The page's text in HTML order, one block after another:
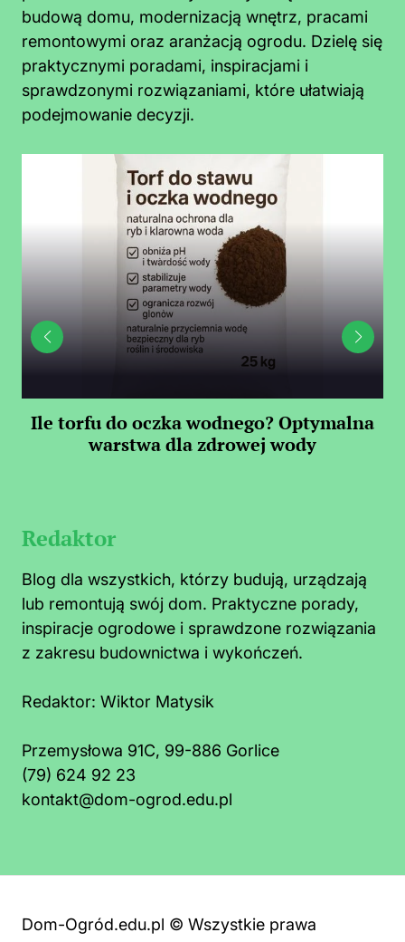
budową domu, modernizacją wnętrz, pracami
remontowymi oraz aranżacją ogrodu. Dzielę się
praktycznymi poradami, inspiracjami i
sprawdzonymi rozwiązaniami, które ułatwiają
podejmowanie decyzji.
Ile torfu do oczka wodnego? Optymalna
warstwa dla zdrowej wody
Redaktor
Blog dla wszystkich, którzy budują, urządzają
lub remontują swój dom. Praktyczne porady,
inspiracje ogrodowe i sprawdzone rozwiązania
z zakresu budownictwa i wykończeń.
Redaktor: Wiktor Matysik
Przemysłowa 91C, 99-886 Gorlice
(79) 624 92 23
kontakt@dom-ogrod.edu.pl
Dom-Ogród.edu.pl © Wszystkie prawa